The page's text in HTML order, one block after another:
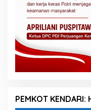
PEMKOT KENDARI: